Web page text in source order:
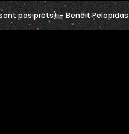
sont pas prêts) – Benoit Pelopidas